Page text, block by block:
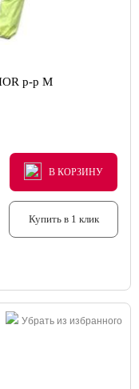
р-р M
В КОРЗИНУ
В КОРЗИНУ
В КОРЗИНУ
Купить в 1 клик
Убрать из избранного